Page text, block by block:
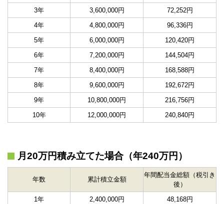
3年
3,600,000円
72,252円
4年
4,800,000円
96,336円
5年
6,000,000円
120,420円
6年
7,200,000円
144,504円
7年
8,400,000円
168,588円
8年
9,600,000円
192,672円
9年
10,800,000円
216,756円
10年
12,000,000円 240,840円
月20万円積み立てた場合（年240万円）
年数 累計積立金額
年間配当金総額（税引き
後）
1年
2,400,000円 48,168円